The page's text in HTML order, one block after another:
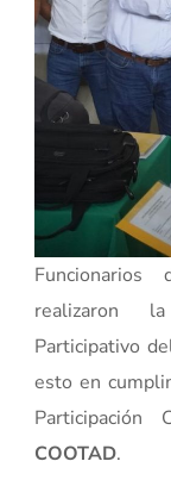
realizaron
Participativo
esto en
COOTAD.